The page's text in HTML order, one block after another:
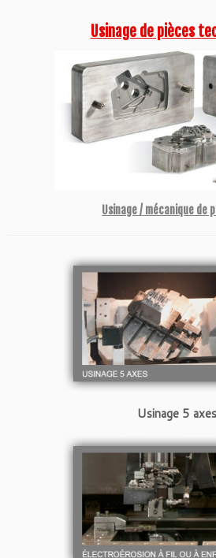
Usinage de pièces
Usinage / mécanique de
Usinage 5 axes